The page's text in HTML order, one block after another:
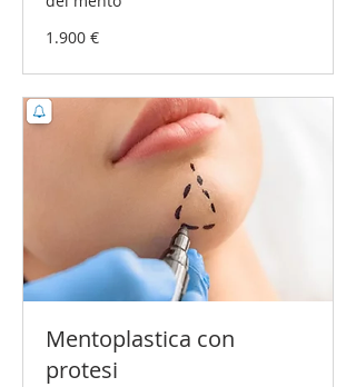
1.900
Euro
1.900 €
Mentoplastica con
protesi